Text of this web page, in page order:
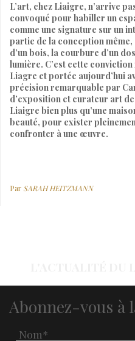
L’art, chez Liaigre, n’arrive
convoqué pour habiller un
comme une signature sur un
partie de la conception
d’un bois, la courbure d’un
lumière. C’est cette
Liagre et portée aujourd’hui
précision remarquable par
d’exposition et curateur art
Liaigre bien plus qu’une
beauté, pour exister
confronter à une œuvre.
Par SARAH HEITZMANN
Abonnez-vous à